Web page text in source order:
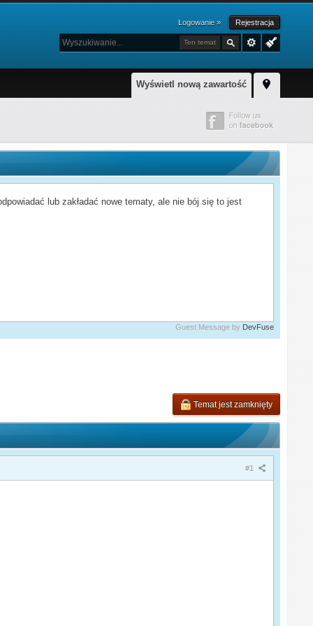
Logowanie » Rejestracja
Ten temat
Wyświetl nową zawartość
lub zakładać nowe tematy, ale nie bój się to jest
Guest Message by DevFuse
Temat jest zamknięty
#1